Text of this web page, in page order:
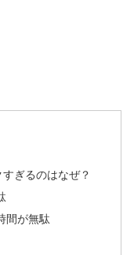
ぎるのはなぜ？
間が無駄